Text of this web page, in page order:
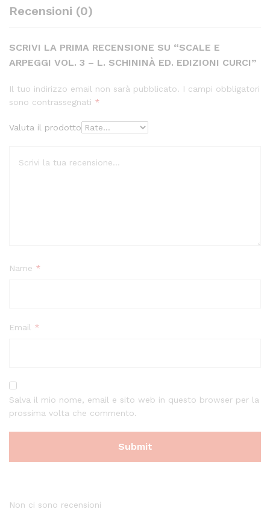
Recensioni (0)
SCRIVI LA PRIMA RECENSIONE SU “SCALE E
ARPEGGI VOL. 3 – L. SCHININÀ ED. EDIZIONI CURCI”
Il tuo indirizzo email non sarà pubblicato. I campi obbligatori
sono contrassegnati *
Valuta il prodotto
Name *
Email *
Salva il mio nome, email e sito web in questo browser per la
prossima volta che commento.
Non ci sono recensioni